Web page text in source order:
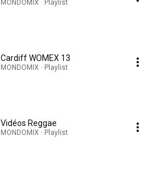
MONDOMIX · Playlist
Cardiff WOMEX 13
MONDOMIX · Playlist
Vidéos Reggae
MONDOMIX · Playlist